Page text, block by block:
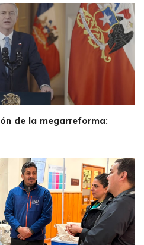
de la megarreforma: